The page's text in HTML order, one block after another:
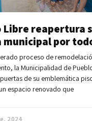
Libre reapertura
municipal por
proceso de
la Municipalidad de
de su emblemática
espacio renovado que